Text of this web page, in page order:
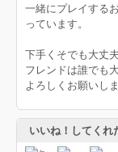
一緒にプレイする
っています。
下手くそでも大丈
フレンドは誰でも
よろしくお願いしま
いいね！してくれ